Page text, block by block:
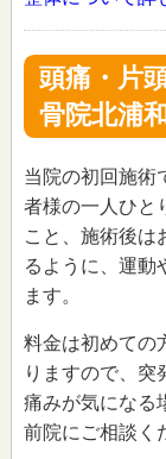
頭痛・片
骨院北浦
当院の初回施術
者様の一人ひと
こと、施術後は
るように、運動
ます。
料金は初めての
りますので、突
痛みが気になる
前院にご相談く